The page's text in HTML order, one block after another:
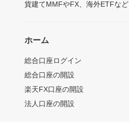
貨建てMMFやFX、海外ETFな
ホーム
総合口座ログイン
総合口座の開設
楽天FX口座の開設
法人口座の開設